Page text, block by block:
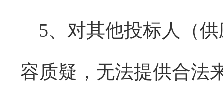
5、对其他投标人（
容质疑，无法提供合法